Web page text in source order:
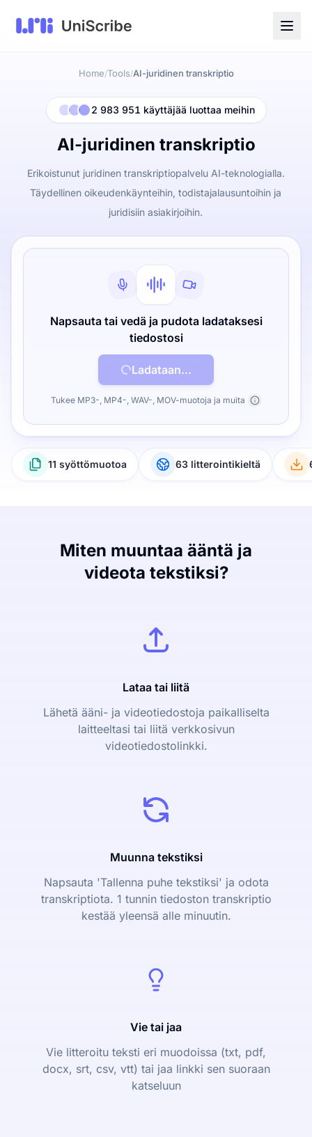
Home/Tools/AI-juridinen transkriptio
2 983 951 käyttäjää luottaa meihin
AI-juridinen transkriptio
Erikoistunut juridinen transkriptiopalvelu AI-teknologialla.
Täydellinen oikeudenkäynteihin, todistajalausuntoihin ja
juridisiin asiakirjoihin.
Napsauta tai vedä ja pudota ladataksesi
tiedostosi
Ladataan...
Tukee MP3-, MP4-, WAV-, MOV-muotoja ja muita
11 syöttömuotoa 63 litterointikieltä
Miten muuntaa ääntä ja
videota tekstiksi?
Lataa tai liitä
Lähetä ääni- ja videotiedostoja paikalliselta
laitteeltasi tai liitä verkkosivun
videotiedostolinkki.
Muunna tekstiksi
Napsauta 'Tallenna puhe tekstiksi' ja odota
transkriptiota. 1 tunnin tiedoston transkriptio
kestää yleensä alle minuutin.
Vie tai jaa
Vie litteroitu teksti eri muodoissa (txt, pdf,
docx, srt, csv, vtt) tai jaa linkki sen suoraan
katseluun